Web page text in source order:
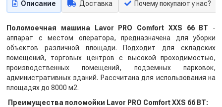
Описание Доставка Почему покупают у нас?
Поломоечная машина Lavor PRO Comfort XXS 66 BT -
аппарат с местом оператора, предназначена для уборки
объектов различной площади. Подходит для складских
помещений, торговых центров с высокой проходимостью,
производственных помещений, подземных парковок,
административных зданий. Рассчитана для использования на
площадях до 8000 м2.
Преимущества поломойки Lavor PRO Comfort XXS 66 BT: